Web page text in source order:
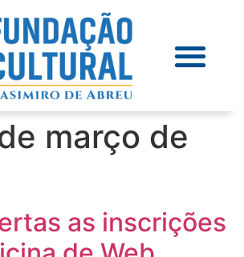
março de
as inscrições